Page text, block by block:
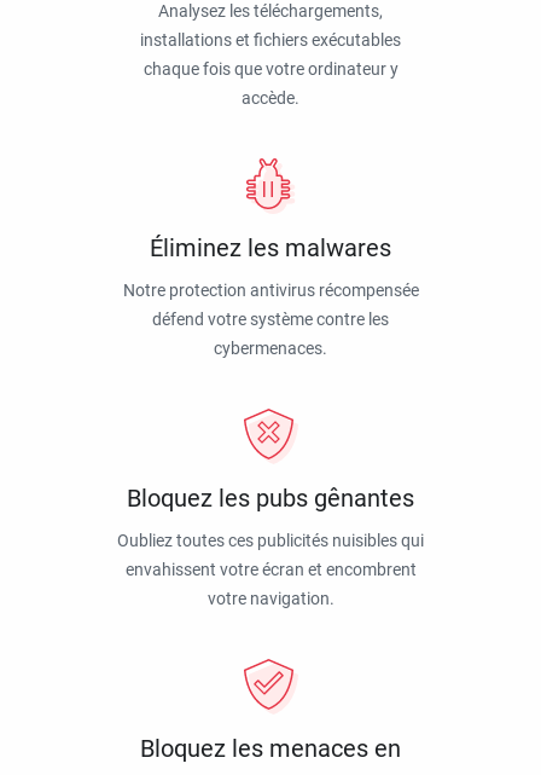
Analysez les téléchargements,
installations et fichiers exécutables
chaque fois que votre ordinateur y
accède.
Éliminez les malwares
Notre protection antivirus récompensée
défend votre système contre les
cybermenaces.
Bloquez les pubs gênantes
Oubliez toutes ces publicités nuisibles qui
envahissent votre écran et encombrent
votre navigation.
Bloquez les menaces en